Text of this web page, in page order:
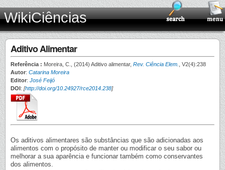
WikiCiências
Aditivo Alimentar
Referência : Moreira, C., (2014) Aditivo alimentar, Rev. Ciência Elem.
, V2(4):238
Autor: Catarina Moreira
Editor: José Feijó
DOI: [http://doi.org/10.24927/rce2014.238]
Os aditivos alimentares são substâncias que são adicionadas aos
alimentos com o propósito de manter ou modificar o seu sabor ou
melhorar a sua aparência e funcionar também como conservantes
dos alimentos.